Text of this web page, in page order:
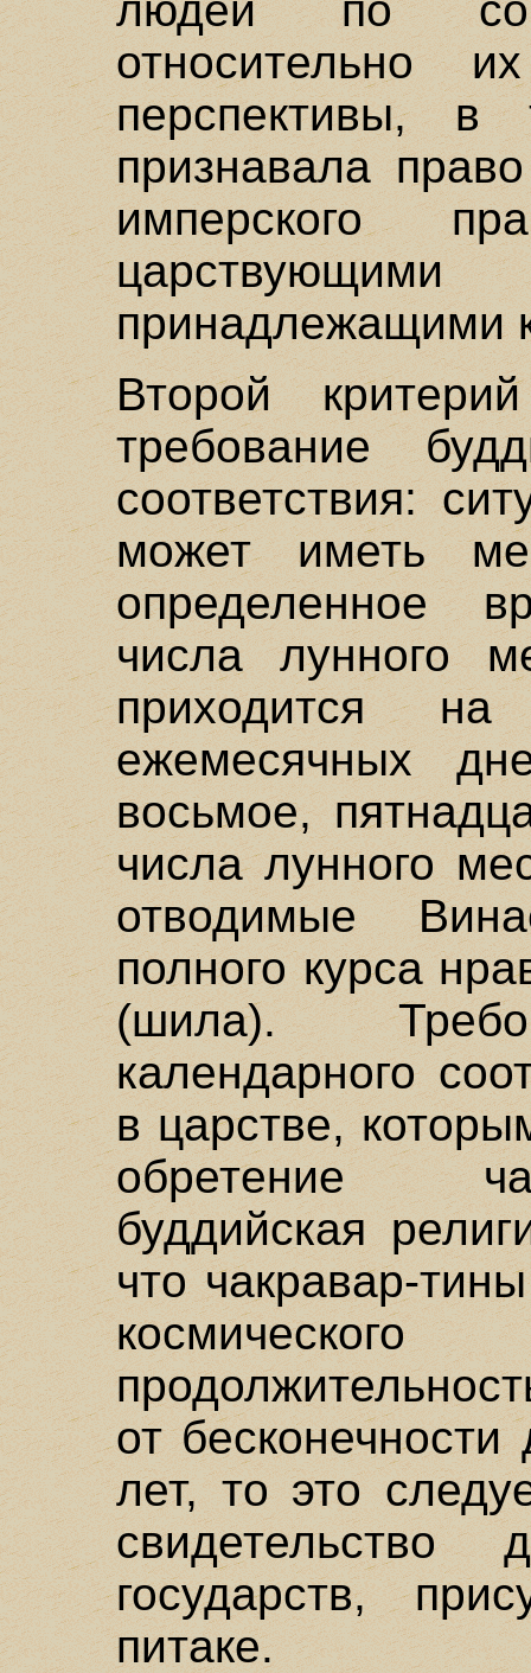
относительно
перспективы,
признавала
имперского
принадлежащими
Второй
требование
соответствия:
может иметь
определенное
числа лунного
приходится
ежемесячных
восьмое,
числа лунного
отводимые
полного курса
(шила).
календарного
в царстве,
обретение
буддийская
что чакравар-
от
лет, то это
свидетельство
государств,
питаке.